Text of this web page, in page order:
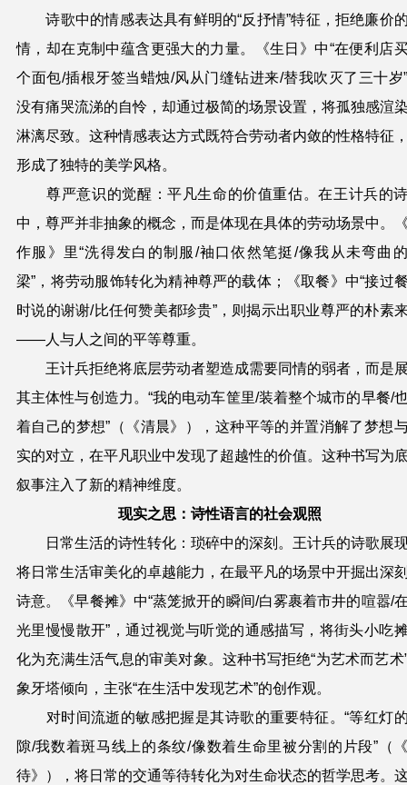
诗歌中的情感表达具有鲜明的“反抒情”特征，拒绝廉价
情，却在克制中蕴含更强大的力量。《生日》中“在便利店
个面包/插根牙签当蜡烛/风从门缝钻进来/替我吹灭了三十岁
没有痛哭流涕的自怜，却通过极简的场景设置，将孤独感渲
淋漓尽致。这种情感表达方式既符合劳动者内敛的性格特征
形成了独特的美学风格。
尊严意识的觉醒：平凡生命的价值重估。在王计兵的
中，尊严并非抽象的概念，而是体现在具体的劳动场景中。
作服》里“洗得发白的制服/袖口依然笔挺/像我从未弯曲
梁”，将劳动服饰转化为精神尊严的载体；《取餐》中“接过
时说的谢谢/比任何赞美都珍贵”，则揭示出职业尊严的朴素
——人与人之间的平等尊重。
王计兵拒绝将底层劳动者塑造成需要同情的弱者，而是
其主体性与创造力。“我的电动车筐里/装着整个城市的早餐/
着自己的梦想”（《清晨》），这种平等的并置消解了梦想
实的对立，在平凡职业中发现了超越性的价值。这种书写为
叙事注入了新的精神维度。
现实之思：诗性语言的社会观照
日常生活的诗性转化：琐碎中的深刻。王计兵的诗歌展
将日常生活审美化的卓越能力，在最平凡的场景中开掘出深
诗意。《早餐摊》中“蒸笼掀开的瞬间/白雾裹着市井的喧嚣/
光里慢慢散开”，通过视觉与听觉的通感描写，将街头小吃
化为充满生活气息的审美对象。这种书写拒绝“为艺术而艺术
象牙塔倾向，主张“在生活中发现艺术”的创作观。
对时间流逝的敏感把握是其诗歌的重要特征。“等红灯
隙/我数着斑马线上的条纹/像数着生命里被分割的片段”（
待》），将日常的交通等待转化为对生命状态的哲学思考。